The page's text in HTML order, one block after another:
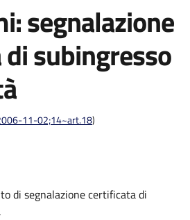
segnalazione
subingresso
11-02;14~art.18)
di segnalazione certificata di